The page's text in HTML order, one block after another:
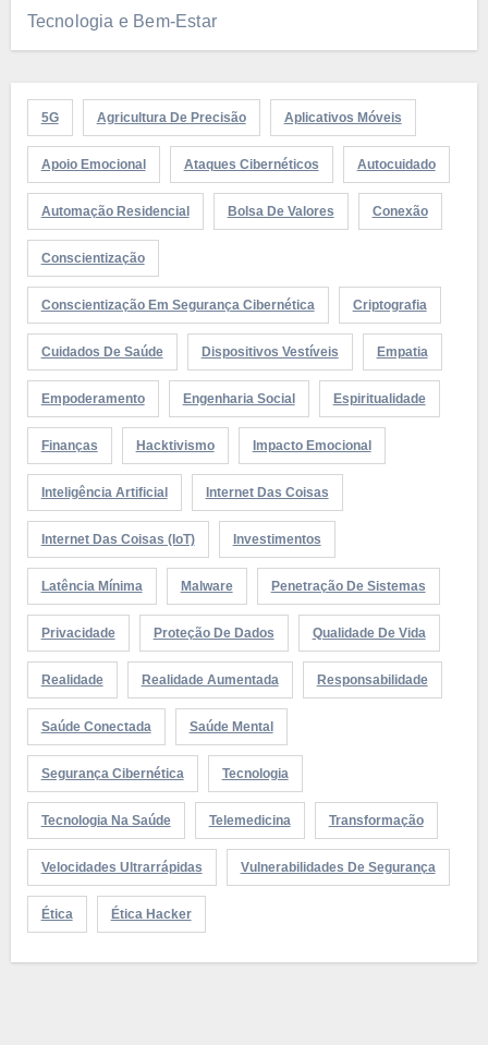
Tecnologia e Bem-Estar
5G Agricultura De Precisão Aplicativos Móveis
Apoio Emocional Ataques Cibernéticos Autocuidado
Automação Residencial Bolsa De Valores Conexão
Conscientização
Conscientização Em Segurança Cibernética Criptografia
Cuidados De Saúde Dispositivos Vestíveis Empatia
Empoderamento Engenharia Social Espiritualidade
Finanças Hacktivismo Impacto Emocional
Inteligência Artificial Internet Das Coisas
Internet Das Coisas (IoT) Investimentos
Latência Mínima Malware Penetração De Sistemas
Privacidade Proteção De Dados Qualidade De Vida
Realidade Realidade Aumentada Responsabilidade
Saúde Conectada Saúde Mental
Segurança Cibernética Tecnologia
Tecnologia Na Saúde Telemedicina Transformação
Velocidades Ultrarrápidas Vulnerabilidades De Segurança
Ética Ética Hacker